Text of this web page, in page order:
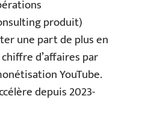
produit)
une part de plus en
d’affaires par
YouTube.
depuis 2023-